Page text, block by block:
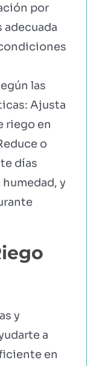
por
adecuada
las
Ajusta
riego en
o
días
y
y
a
en